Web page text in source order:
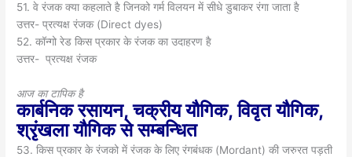
51. वे रंजक क्या कहलाते है जिनको गर्म विलयन में सीधे डुबाकर रंगा जाता है
उत्तर- प्रत्यक्ष रंजक (Direct dyes)
52. कॉन्गो रेड किस प्रकार के रंजक का उदाहरण है
उत्तर- प्रत्यक्ष रंजक
आज का टापिक है
कार्बनिक रसायन, चक्रीय यौगिक, विवृत यौगिक,
श्रृंखला यौगिक से सम्बन्धित
53. किस प्रकार के रंजको में रंजक के लिए रंगबंधक (Mordant) की जरुरत पड़ती